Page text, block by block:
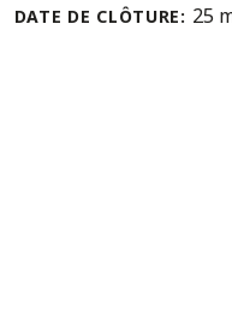
DATE DE CLÔTURE: 25